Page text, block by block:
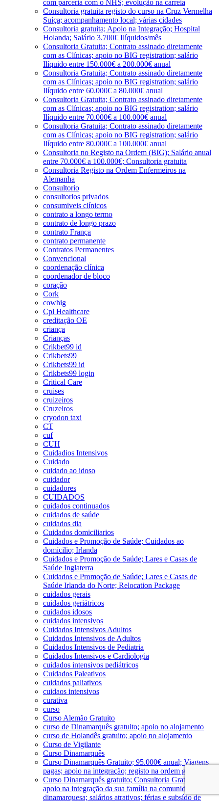
com parceria com o NHS; evolução na carreia
Consultoria gratuita registo do curso na Cruz Vermelha
Suíça; acompanhamento local; várias cidades
Consultoria gratuita; Apoio na Integração; Hospital
Holanda; Salário 3.700€ Ilíquidos/mês
Consultoria Gratuita; Contrato assinado diretamente
com as Clínicas; apoio no BIG registration; salário
Ilíquido entre 150.000€ a 200.000€ anual
Consultoria Gratuita; Contrato assinado diretamente
com as Clínicas; apoio no BIG registration; salário
Ilíquido entre 60.000€ a 80.000€ anual
Consultoria Gratuita; Contrato assinado diretamente
com as Clínicas; apoio no BIG registration; salário
Ilíquido entre 70.000€ a 100.000€ anual
Consultoria Gratuita; Contrato assinado diretamente
com as Clínicas; apoio no BIG registration; salário
Ilíquido entre 80.000€ a 100.000€ anual
Consultoria no Registo na Ordem (BIG); Salário anual
entre 70.000€ a 100.000€; Consultoria gratuita
Consultoria Registo na Ordem Enfermeiros na
Alemanha
Consultorio
consultorios privados
consumiveis clínicos
contrato a longo termo
contrato de longo prazo
contrato França
contrato permanente
Contratos Permanentes
Convencional
coordenação clínica
coordenador de bloco
coração
Cork
cowhig
Cpl Healthcare
creditação OE
criança
Crianças
Crikbet99 id
Crikbets99
Crikbets99 id
Crikbets99 login
Critical Care
cruises
cruizeiros
Cruzeiros
cryodon taxi
CT
cuf
CUH
Cuidadios Intensivos
Cuidado
cuidado ao idoso
cuidador
cuidadores
CUIDADOS
cuidados continuados
cuidados de saúde
cuidados dia
Cuidados domiciliarios
Cuidados e Promoção de Saúde; Cuidados ao
domícilio; Irlanda
Cuidados e Promoção de Saúde; Lares e Casas de
Saúde Inglaterra
Cuidados e Promoção de Saúde; Lares e Casas de
Saúde Irlanda do Norte; Relocation Package
cuidados gerais
cuidados geriátricos
cuidados idosos
cuidados intensivos
Cuidados Intensivos Adultos
Cuidados Intensivos de Adultos
Cuidados Intensivos de Pediatria
Cuidados Intensivos e Cardiologia
cuidados intensivos pediátricos
Cuidados Paleativos
cuidados paliativos
cuidaos intensivos
curativa
curso
Curso Alemão Gratuito
curso de Dinamarquês gratuito; apoio no alojamento
curso de Holandês gratuito; apoio no alojamento
Curso de Vigilante
Curso Dinamarquês
Curso Dinamarquês Gratuito; 95.000€ anual; Viagens
pagas; apoio na integração; registo na ordem gratuito
Curso Dinamarquês gratuito; Consultoria Gratuita;
apoio na integração da sua família na comunidade
dinamarquesa; salários atrativos; férias e subsído de